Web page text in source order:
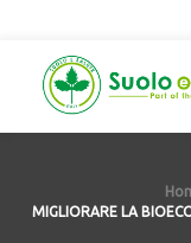
MIGLIORARE LA